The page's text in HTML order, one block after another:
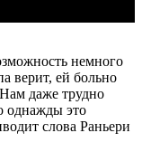
немного
верит, ей больно
даже трудно
однажды это
слова Раньери